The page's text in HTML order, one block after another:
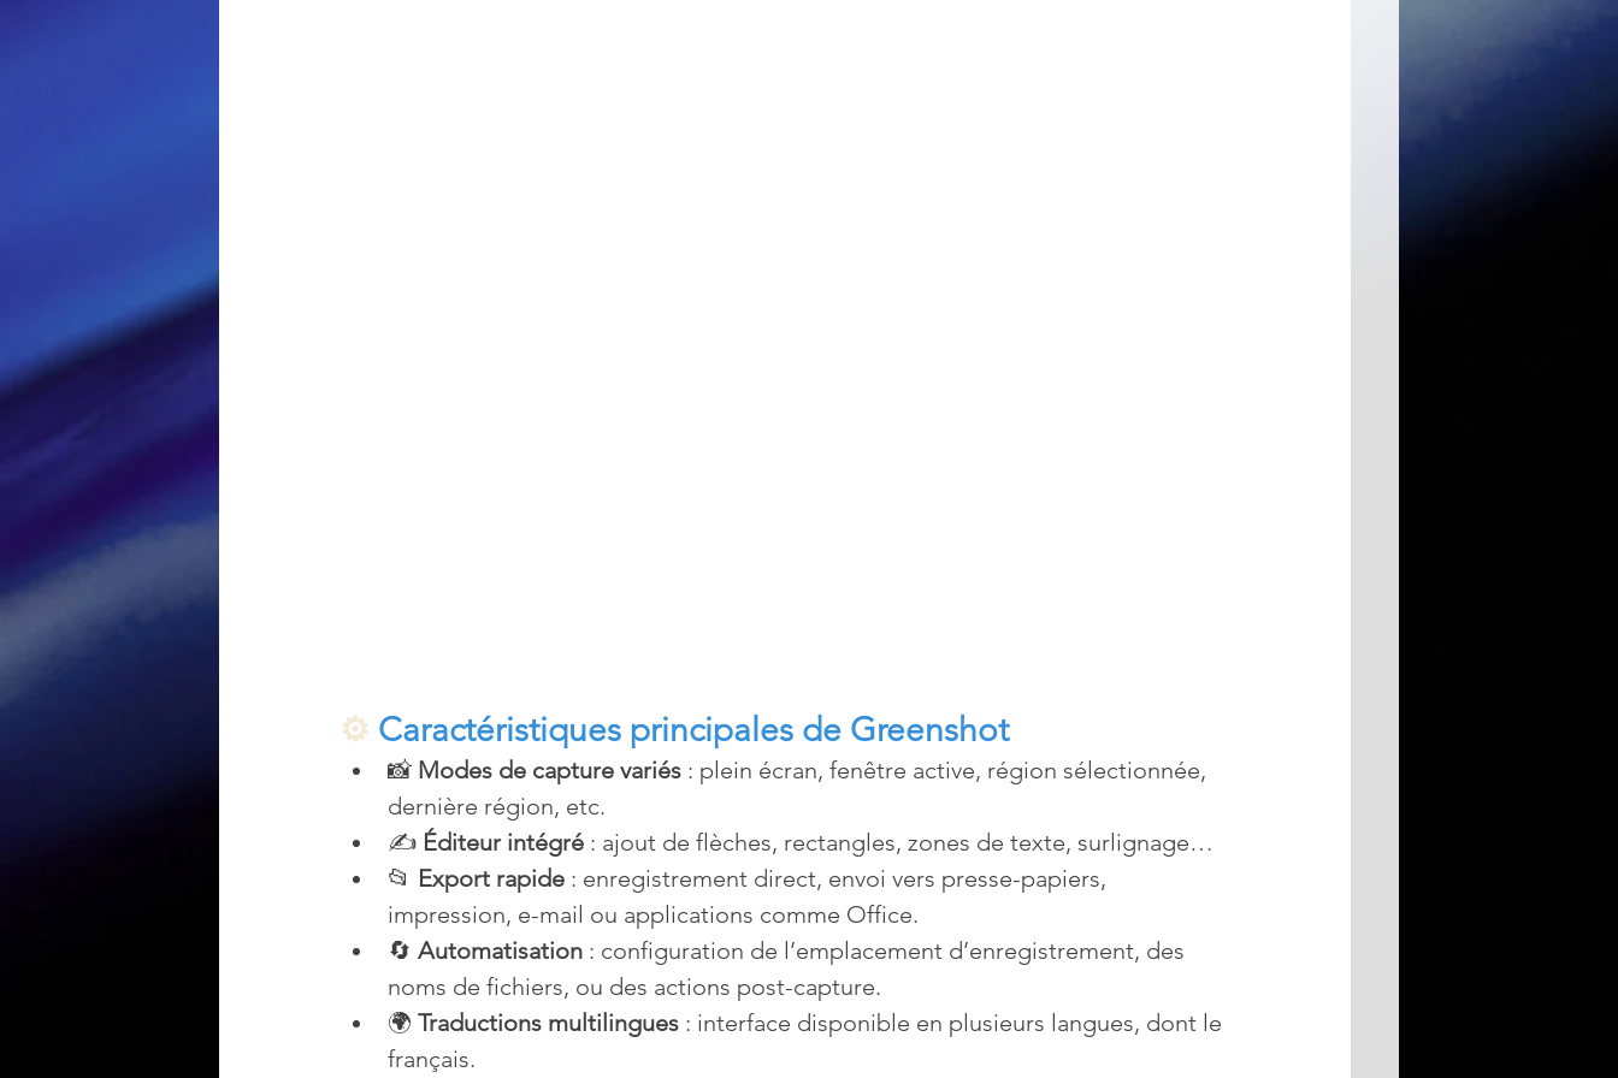
⚙️ Caractéristiques principales de Greenshot
📸 Modes de capture variés : plein écran, fenêtre active, région sélectionnée,
dernière région, etc.
✍️ Éditeur intégré : ajout de flèches, rectangles, zones de texte, surlignage…
📂 Export rapide : enregistrement direct, envoi vers presse-papiers,
impression, e-mail ou applications comme Office.
🔄 Automatisation : configuration de l’emplacement d’enregistrement, des
noms de fichiers, ou des actions post-capture.
🌍 Traductions multilingues : interface disponible en plusieurs langues, dont le
français.